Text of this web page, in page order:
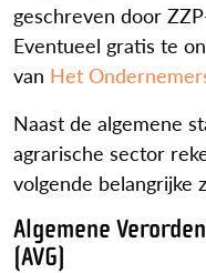
geschreven door
Eventueel gratis te
van Het
Naast de algemene
agrarische sector
volgende belangrijke
Algemene
(AVG)